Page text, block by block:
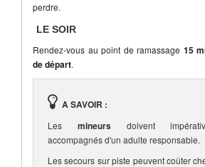
perdre.
LE SOIR
Rendez-vous au point de ramassage 15
de départ.
A SAVOIR :
Les mineurs doivent
accompagnés d'un adulte responsable.
Les secours sur piste peuvent coûter